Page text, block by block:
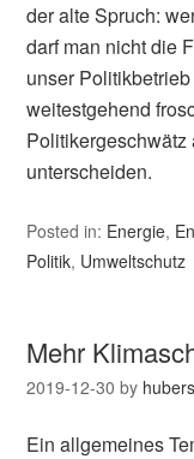
der alte Spruch:
darf man nicht die
unser
weitestgehend
Politikergeschwätz
unterscheiden.
Posted in: Energie,
Politik, Umweltschutz
Mehr
2019-12-30 by
Ein allgemeines